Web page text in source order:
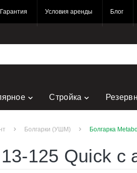
Гарантия Условия аренды Блог
Стройка
Болгарки (УШМ) Болгарка
125 Quick